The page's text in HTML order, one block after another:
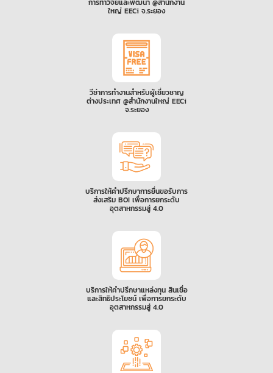
การทำวิจัยและพัฒนา @สำนักงาน
ใหญ่ EECi จ.ระยอง
วีซ่าการทำงานสำหรับผู้เชี่ยวชาญ
ต่างประเทศ @สำนักงานใหญ่ EECi
จ.ระยอง
บริการให้คำปรึกษาการยื่นขอรับการ
ส่งเสริม BOI เพื่อการยกระดับ
อุตสาหกรรมสู่ 4.0
บริการให้คำปรึกษาแหล่งทุน สินเชื่อ
และสิทธิประโยชน์ เพื่อการยกระดับ
อุตสาหกรรมสู่ 4.0